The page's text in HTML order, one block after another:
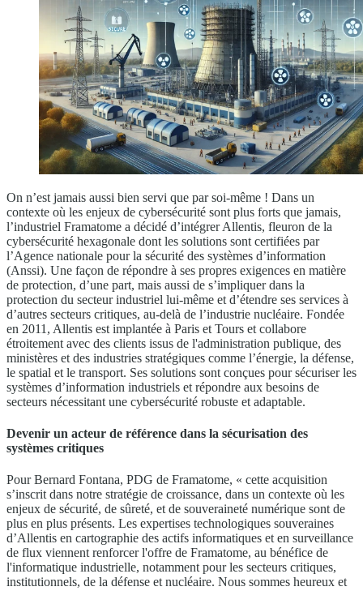
On n’est jamais aussi bien servi que par soi-même ! Dans un
contexte où les enjeux de cybersécurité sont plus forts que jamais,
l’industriel Framatome a décidé d’intégrer Allentis, fleuron de la
cybersécurité hexagonale dont les solutions sont certifiées par
l’Agence nationale pour la sécurité des systèmes d’information
(Anssi). Une façon de répondre à ses propres exigences en matière
de protection, d’une part, mais aussi de s’impliquer dans la
protection du secteur industriel lui-même et d’étendre ses services à
d’autres secteurs critiques, au-delà de l’industrie nucléaire. Fondée
en 2011, Allentis est implantée à Paris et Tours et collabore
étroitement avec des clients issus de l'administration publique, des
ministères et des industries stratégiques comme l’énergie, la défense,
le spatial et le transport. Ses solutions sont conçues pour sécuriser les
systèmes d’information industriels et répondre aux besoins de
secteurs nécessitant une cybersécurité robuste et adaptable.
Devenir un acteur de référence dans la sécurisation des
systèmes critiques
Pour Bernard Fontana, PDG de Framatome, « cette acquisition
s’inscrit dans notre stratégie de croissance, dans un contexte où les
enjeux de sécurité, de sûreté, et de souveraineté numérique sont de
plus en plus présents. Les expertises technologiques souveraines
d’Allentis en cartographie des actifs informatiques et en surveillance
de flux viennent renforcer l'offre de Framatome, au bénéfice de
l'informatique industrielle, notamment pour les secteurs critiques,
institutionnels, de la défense et nucléaire. Nous sommes heureux et